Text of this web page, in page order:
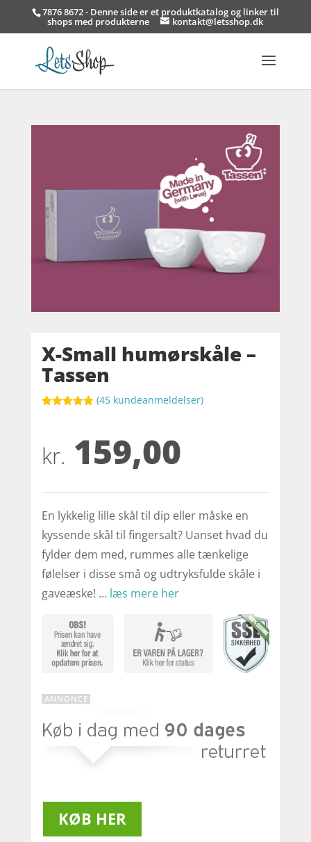
7876 8672 - Denne side er et produktkatalog og linker til
shops med produkterne kontakt@letsshop.dk
X-Small humørskåle –
Tassen
baseret på
kundebedøm
melser
(45 kundeanmeldelser)
kr. 159,00
En lykkelig lille skål til dip eller måske en
kyssende skål til fingersalt? Uanset hvad du
fylder dem med, rummes alle tænkelige
følelser i disse små og udtryksfulde skåle i
gaveæske! … læs mere her
KØB HER